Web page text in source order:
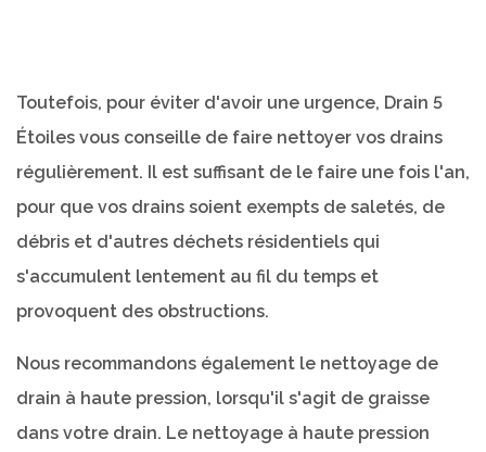
Toutefois, pour éviter d'avoir une urgence, Drain 5
Étoiles vous conseille de faire nettoyer vos drains
régulièrement. Il est suffisant de le faire une fois l'an,
pour que vos drains soient exempts de saletés, de
débris et d'autres déchets résidentiels qui
s'accumulent lentement au fil du temps et
provoquent des obstructions.
Nous recommandons également le nettoyage de
drain à haute pression, lorsqu'il s'agit de graisse
dans votre drain. Le nettoyage à haute pression